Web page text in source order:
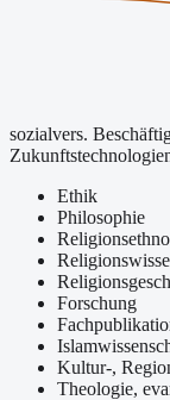
sozialvers.
Ethik
Philosophie
Forschung
Kultur-,
Theologie,